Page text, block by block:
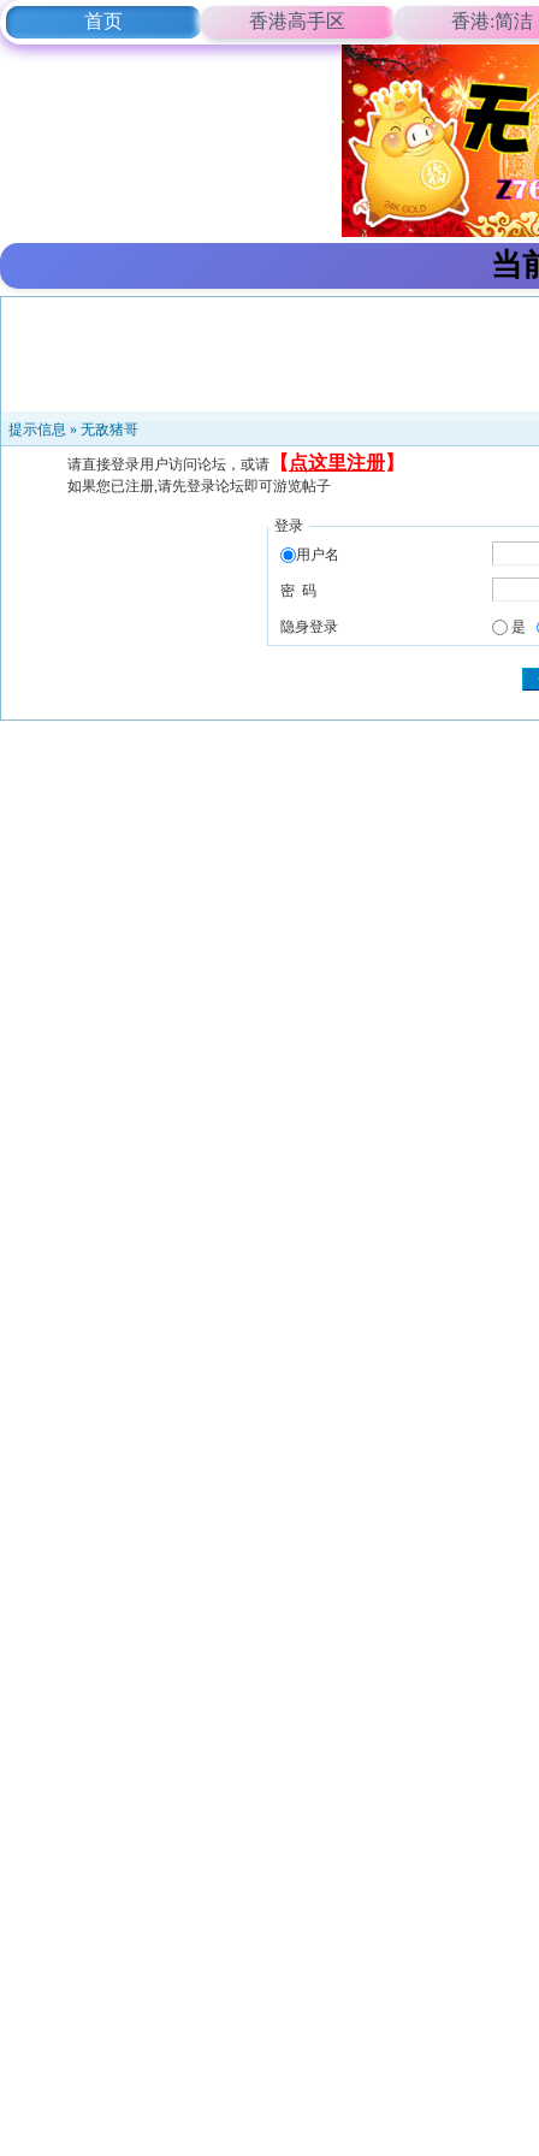
首页 香港高手区 香港:简洁
当
提示信息 » 无敌猪哥
请直接登录用户访问论坛，或请 【 点这里注册】
如果您已注册,请先登录论坛即可游览帖子
登录
用户名
密 码
隐身登录 是